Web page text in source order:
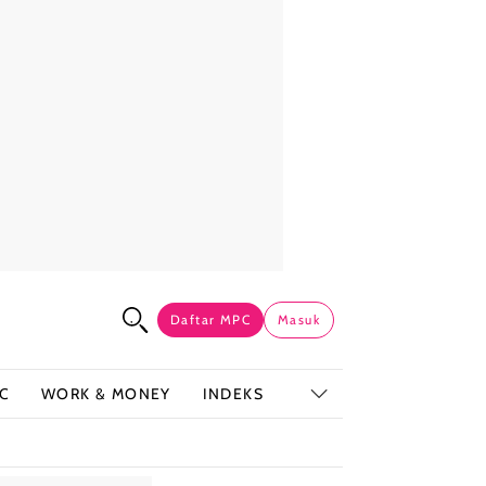
Daftar MPC Masuk
WORK & MONEY INDEKS